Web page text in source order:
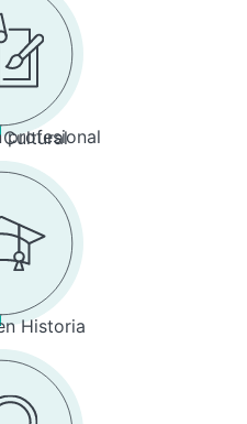
profesional
Historia